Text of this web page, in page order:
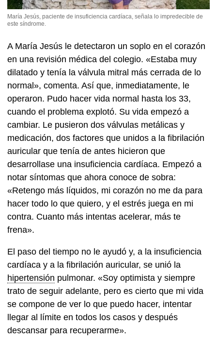
María Jesús, paciente de insuficiencia cardíaca, señala lo impredecible de
este síndrome.
A María Jesús le detectaron un soplo en el corazón
en una revisión médica del colegio. «Estaba muy
dilatado y tenía la válvula mitral más cerrada de lo
normal», comenta. Así que, inmediatamente, le
operaron. Pudo hacer vida normal hasta los 33,
cuando el problema explotó. Su vida empezó a
cambiar. Le pusieron dos válvulas metálicas y
medicación, dos factores que unidos a la fibrilación
auricular que tenía de antes hicieron que
desarrollase una insuficiencia cardíaca. Empezó a
notar síntomas que ahora conoce de sobra:
«Retengo más líquidos, mi corazón no me da para
hacer todo lo que quiero, y el estrés juega en mi
contra. Cuanto más intentas acelerar, más te
frena».
El paso del tiempo no le ayudó y, a la insuficiencia
cardíaca y a la fibrilación auricular, se unió la
hipertensión pulmonar. «Soy optimista y siempre
trato de seguir adelante, pero es cierto que mi vida
se compone de ver lo que puedo hacer, intentar
llegar al límite en todos los casos y después
descansar para recuperarme».